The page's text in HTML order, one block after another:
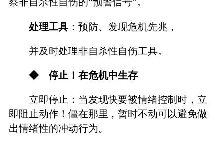
处理工具 ：预防、发现危机先兆，
并及时处理非自杀性自伤工具。
◆ 停止！在危机中生存
立即停止：当发现快要被情绪控制时，立
即阻止动作！僵在那里，暂时不动可以避免做
出情绪性的冲动行为。